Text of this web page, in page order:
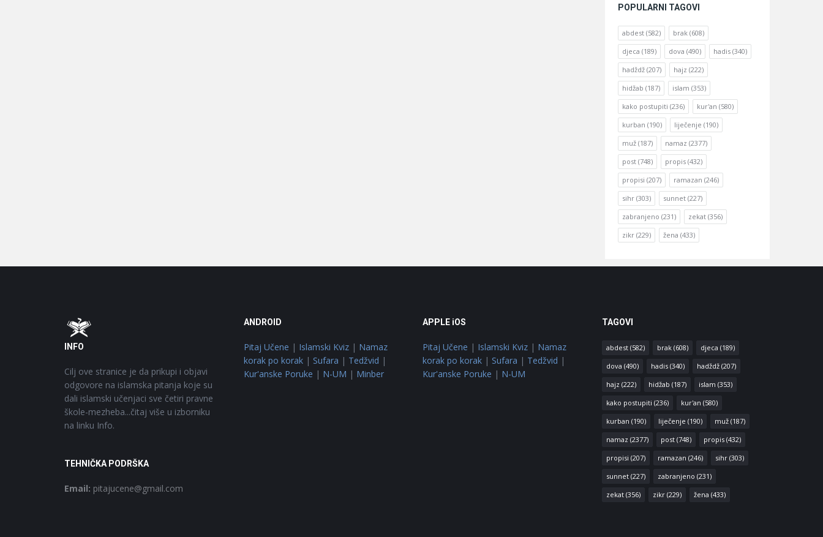
POPULARNI TAGOVI
abdest (582) brak (608)
djeca (189) dova (490) hadis (340)
hadždž (207) hajz (222)
hidžab (187) islam (353)
kako postupiti (236) kur'an (580)
kurban (190) liječenje (190)
muž (187) namaz (2377)
post (748) propis (432)
propisi (207) ramazan (246)
sihr (303) sunnet (227)
zabranjeno (231) zekat (356)
zikr (229) žena (433)
Footer
INFO
Cilj ove stranice je da prikupi i objavi
odgovore na islamska pitanja koje su
dali islamski učenjaci sve četiri pravne
škole-mezheba...čitaj više u izborniku
na linku Info.
TEHNIČKA PODRŠKA
Email: pitajucene@gmail.com
ANDROID
Pitaj Učene | Islamski Kviz| Namaz
korak po korak| Sufara | Tedžvid |
Kur'anske Poruke | N-UM | Minber
APPLE iOS
Pitaj Učene | Islamski Kviz | Namaz
korak po korak | Sufara | Tedžvid |
Kur'anske Poruke | N-UM
TAGOVI
abdest(582) brak(608) djeca (189)
dova (490) hadis(340) hadždž(207)
hajz (222) hidžab (187) islam (353)
kako postupiti (236) kur'an (580)
kurban (190) liječenje (190) muž(187)
namaz (2377) post(748) propis(432)
propisi (207) ramazan (246) sihr(303)
sunnet(227) zabranjeno (231)
zekat(356) zikr(229) žena (433)